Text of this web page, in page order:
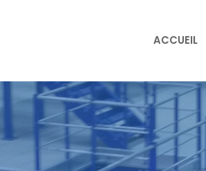
ACCUEIL